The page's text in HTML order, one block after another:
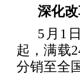
深化
5月1
起，满载
分销至全